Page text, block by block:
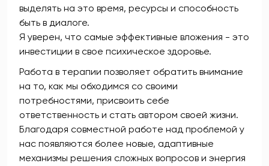
выделять на это время, ресурсы и способность
быть в диалоге.
Я уверен, что самые эффективные вложения - это
инвестиции в свое психическое здоровье.
Работа в терапии позволяет обратить внимание
на то, как мы обходимся со своими
потребностями, присвоить себе
ответственность и стать автором своей жизни.
Благодаря совместной работе над проблемой у
нас появляются более новые, адаптивные
механизмы решения сложных вопросов и энергия